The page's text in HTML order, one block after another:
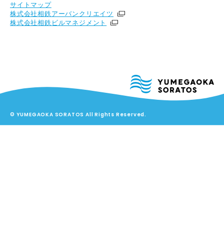
サイトマップ
株式会社相鉄アーバンクリエイツ
株式会社相鉄ビルマネジメント
© YUMEGAOKA SORATOS All Rights Reserved.